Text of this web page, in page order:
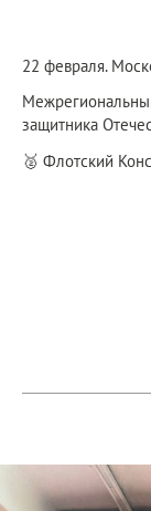
22 февраля.
защитника
🥈 Флотский